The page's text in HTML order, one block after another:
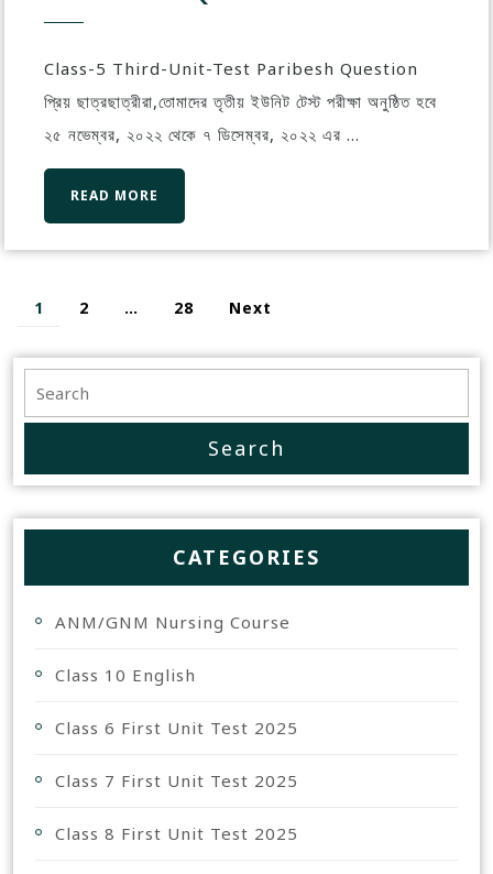
Class-5 Third-Unit-Test Paribesh Question
প্রিয় ছাত্রছাত্রীরা,তোমাদের তৃতীয় ইউনিট টেস্ট পরীক্ষা অনুষ্ঠিত হবে
২৫ নভেম্বর, ২০২২ থেকে ৭ ডিসেম্বর, ২০২২ এর ...
READ MORE
1 2 … 28 Next
CATEGORIES
ANM/GNM Nursing Course
Class 10 English
Class 6 First Unit Test 2025
Class 7 First Unit Test 2025
Class 8 First Unit Test 2025